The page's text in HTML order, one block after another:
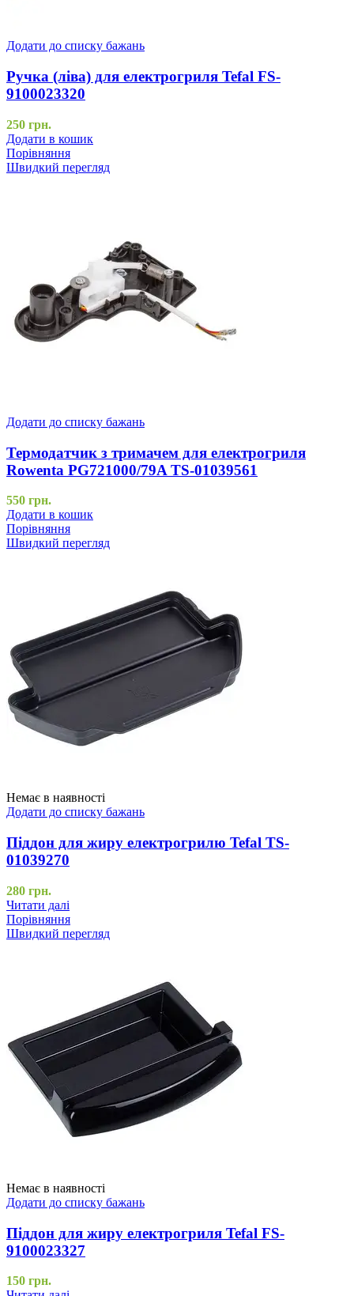
Додати до списку бажань
Ручка (ліва) для електрогриля Tefal FS-
9100023320
250 грн.
Додати в кошик
Порівняння
Швидкий перегляд
Додати до списку бажань
Термодатчик з тримачем для електрогриля
Rowenta PG721000/79A TS-01039561
550 грн.
Додати в кошик
Порівняння
Швидкий перегляд
Немає в наявності
Додати до списку бажань
Піддон для жиру електрогрилю Tefal TS-
01039270
280 грн.
Читати далі
Порівняння
Швидкий перегляд
Немає в наявності
Додати до списку бажань
Піддон для жиру електрогриля Tefal FS-
9100023327
150 грн.